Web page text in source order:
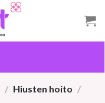
/ Hiusten hoito /